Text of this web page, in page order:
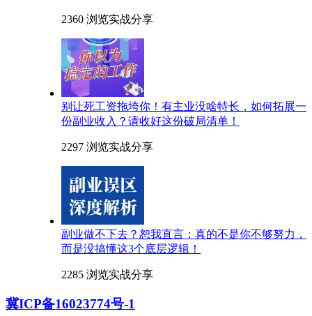
2360 浏览实战分享
别让死工资拖垮你！有主业没啥特长，如何拓展一
份副业收入？请收好这份破局清单！
2297 浏览实战分享
副业做不下去？恕我直言：真的不是你不够努力，
而是没搞懂这3个底层逻辑！
2285 浏览实战分享
冀ICP备16023774号-1